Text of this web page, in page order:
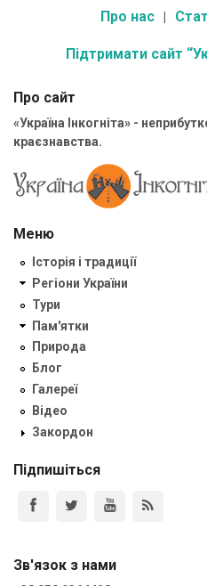
Про нас
Підтримати сайт
Про сайт
«Україна Інкогніта» -
краєзнавства.
Меню
Історія і традиції
Регіони України
Тури
Пам'ятки
Природа
Блог
Галереї
Відео
Закордон
Підпишіться
Зв'язок з нами